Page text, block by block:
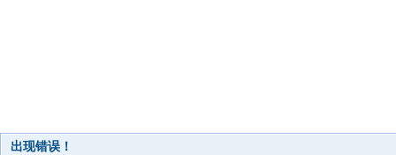
出现错误！